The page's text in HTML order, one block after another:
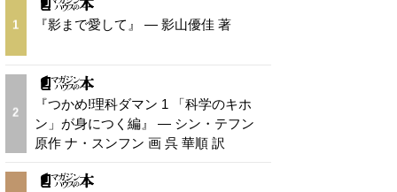
1 『影まで愛して』 — 影山優佳 著
2
『つかめ!理科ダマン 1 「科学のキホ
ン」が身につく編』 — シン・テフン
原作 ナ・スンフン 画 呉 華順 訳